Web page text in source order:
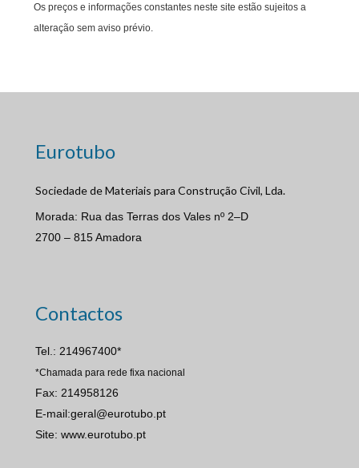
Os preços e informações constantes neste site estão sujeitos a
alteração sem aviso prévio.
Eurotubo
Sociedade de Materiais para Construção Civil, Lda.
Morada: Rua das Terras dos Vales nº 2–D
2700 – 815 Amadora
Contactos
Tel.: 214967400*
*Chamada para rede fixa nacional
Fax: 214958126
E-mail:geral@eurotubo.pt
Site: www.eurotubo.pt